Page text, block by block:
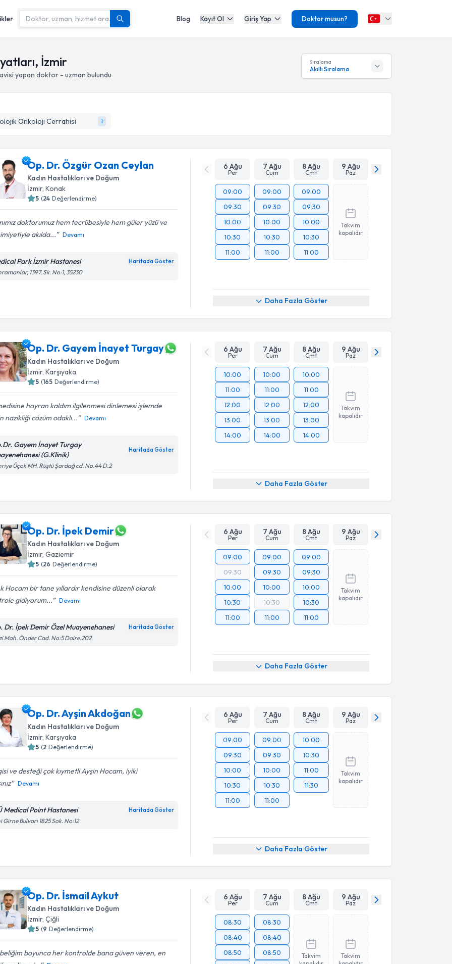
Blog Kayıt Ol Giriş Yap Doktor musun?
İzmir
yapan doktor - uzman bulundu
Sıralama
Akıllı Sıralama
Onkoloji Cerrahisi 1
Op. Dr. Özgür Ozan Ceylan
Kadın Hastalıkları ve Doğum
İzmir, Konak
5 (24 Değerlendirme)
doktorumuz hem tecrübesiyle hem güler yüzü ve
akılda...
Devamı
Park İzmir Hastanesi Haritada Göster
1397. Sk. No:1, 35230
6 Ağu
Per
7 Ağu
Cum
8 Ağu
Cmt
9 Ağu
Paz
09:00
09:30
10:00
10:30
11:00
09:00
09:30
10:00
10:30
11:00
09:00
09:30
10:00
10:30
11:00
Takvim
kapalıdır
Daha Fazla Göster
Op. Dr. Gayem İnayet Turgay
Kadın Hastalıkları ve Doğum
İzmir, Karşıyaka
5 (165 Değerlendirme)
hayran kaldım ilgilenmesi dinlemesi işlemde
nazikliği cözüm odaklı...
Devamı
Gayem İnayet Turgay
(G.Klinik)
Haritada Göster
Üçok MH. Rüştü Şardağ cd. No.44 D.2
6 Ağu
Per
7 Ağu
Cum
8 Ağu
Cmt
9 Ağu
Paz
10:00
11:00
12:00
13:00
14:00
10:00
11:00
12:00
13:00
14:00
10:00
11:00
12:00
13:00
14:00
Takvim
kapalıdır
Daha Fazla Göster
Op. Dr. İpek Demir
Kadın Hastalıkları ve Doğum
İzmir, Gaziemir
5 (26 Değerlendirme)
Hocam bir tane yıllardır kendisine düzenli olarak
gidiyorum...
Devamı
Dr. İpek Demir Özel Muayenehanesi Haritada Göster
Mah. Önder Cad. No:5 Daire:202
6 Ağu
Per
7 Ağu
Cum
8 Ağu
Cmt
9 Ağu
Paz
09:00
09:30
10:00
10:30
11:00
09:00
09:30
10:00
10:30
11:00
09:00
09:30
10:00
10:30
11:00
Takvim
kapalıdır
Daha Fazla Göster
Op. Dr. Ayşin Akdoğan
Kadın Hastalıkları ve Doğum
İzmir, Karşıyaka
5 (2 Değerlendirme)
ve desteği çok kıymetli Ayşin Hocam, iyiki
Devamı
Medical Point Hastanesi Haritada Göster
Girne Bulvarı 1825 Sok. No:12
6 Ağu
Per
7 Ağu
Cum
8 Ağu
Cmt
9 Ağu
Paz
09:00
09:30
10:00
10:30
11:00
09:00
09:30
10:00
10:30
11:00
10:00
10:30
11:00
11:30
Takvim
kapalıdır
Daha Fazla Göster
Op. Dr. İsmail Aykut
Kadın Hastalıkları ve Doğum
İzmir, Çiğli
5 (9 Değerlendirme)
boyunca her kontrolde bana güven veren, en
6 Ağu
Per
7 Ağu
Cum
8 Ağu
Cmt
9 Ağu
Paz
08:30
08:40
08:50
08:30
08:40
08:50
Takvim
Takvim